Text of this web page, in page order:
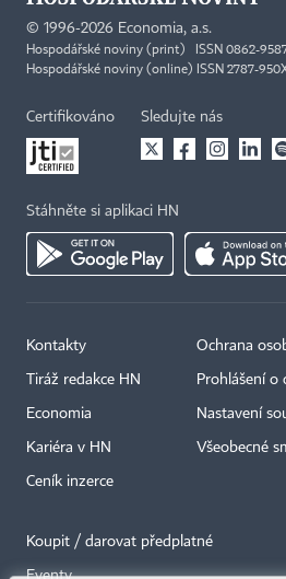
© 1996-2026 Economia, a.s.
Hospodářské noviny (print) ISSN 0862-
Hospodářské noviny (online) ISSN 2787-
Certifikováno Sledujte nás
Stáhněte si aplikaci HN
Kontakty
Tiráž redakce HN
Economia
Kariéra v HN
Ceník inzerce
Ochrana
Prohlášení o
Nastavení
Všeobecné
Koupit / darovat předplatné